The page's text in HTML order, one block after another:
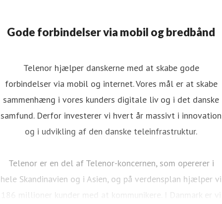
Gode forbindelser via mobil og bredbånd
Telenor hjælper danskerne med at skabe gode
forbindelser via mobil og internet. Vores mål er at skabe
sammenhæng i vores kunders digitale liv og i det danske
samfund. Derfor investerer vi hvert år massivt i innovation
og i udvikling af den danske teleinfrastruktur.
Telenor er en del af Telenor-koncernen, som opererer i
hele Skandinavien og i Asien, og på verdensplan hjælper vi
186 millioner kunder med at kommunikere. I Danmark er vi